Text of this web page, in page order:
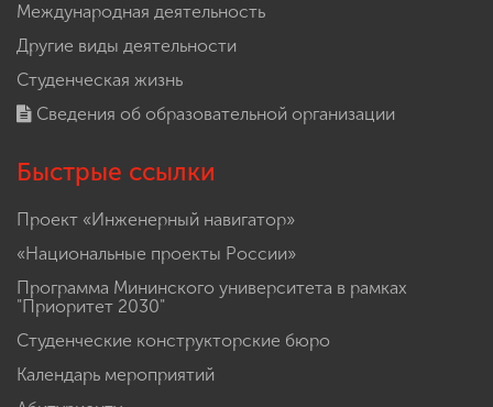
Международная деятельность
Другие виды деятельности
Студенческая жизнь
Сведения об образовательной организации
Быстрые ссылки
Проект «Инженерный навигатор»
«Национальные проекты России»
Программа Мининского университета в рамках
"Приоритет 2030"
Студенческие конструкторские бюро
Календарь мероприятий